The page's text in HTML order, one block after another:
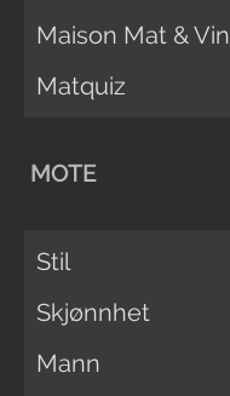
Maison Mat & Vin
Matquiz
MOTE
Stil
Skjønnhet
Mann